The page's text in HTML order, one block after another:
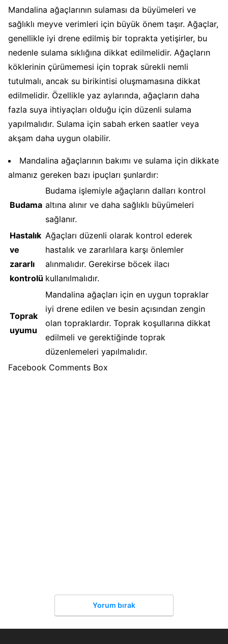
Mandalina ağaçlarının sulaması da büyümeleri ve
sağlıklı meyve verimleri için büyük önem taşır. Ağaçlar,
genellikle iyi drene edilmiş bir toprakta yetişirler, bu
nedenle sulama sıklığına dikkat edilmelidir. Ağaçların
köklerinin çürümemesi için toprak sürekli nemli
tutulmalı, ancak su birikintisi oluşmamasına dikkat
edilmelidir. Özellikle yaz aylarında, ağaçların daha
fazla suya ihtiyaçları olduğu için düzenli sulama
yapılmalıdır. Sulama için sabah erken saatler veya
akşam daha uygun olabilir.
Mandalina ağaçlarının bakımı ve sulama için dikkate
almanız gereken bazı ipuçları şunlardır:
Budama
Budama işlemiyle ağaçların dalları kontrol
altına alınır ve daha sağlıklı büyümeleri
sağlanır.
Hastalık
ve
zararlı
kontrolü
Ağaçları düzenli olarak kontrol ederek
hastalık ve zararlılara karşı önlemler
alınmalıdır. Gerekirse böcek ilacı
kullanılmalıdır.
Toprak
uyumu
Mandalina ağaçları için en uygun topraklar
iyi drene edilen ve besin açısından zengin
olan topraklardır. Toprak koşullarına dikkat
edilmeli ve gerektiğinde toprak
düzenlemeleri yapılmalıdır.
Facebook Comments Box
Yorum bırak